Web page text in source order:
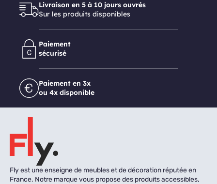
Livraison en 5 à 10 jours ouvrés
Sur les produits disponibles
Paiement
sécurisé
Paiement en 3x
ou 4x disponible
Fly est une enseigne de meubles et de décoration réputée en
France. Notre marque vous propose des produits accessibles,